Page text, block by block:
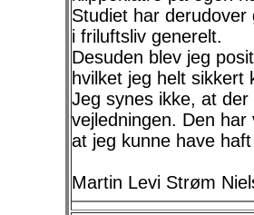
Studiet har
i friluftsliv generelt.
Desuden blev jeg
hvilket jeg helt
Jeg synes ikke, at
vejledningen. Den
at jeg kunne have
Martin Levi Strøm